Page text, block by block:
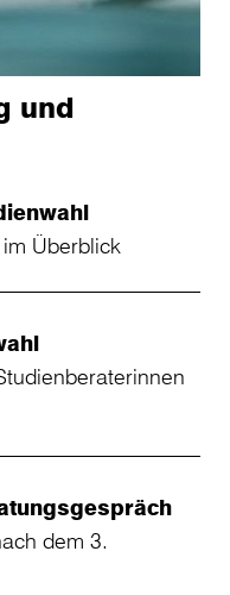
und
Überblick
dem 3.